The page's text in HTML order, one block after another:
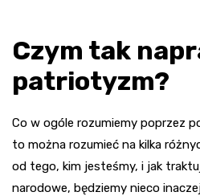
Czym tak
patriotyzm?
Co w ogóle rozumiemy poprzez
to można rozumieć na kilka
od tego, kim jesteśmy, i jak
narodowe, będziemy nieco